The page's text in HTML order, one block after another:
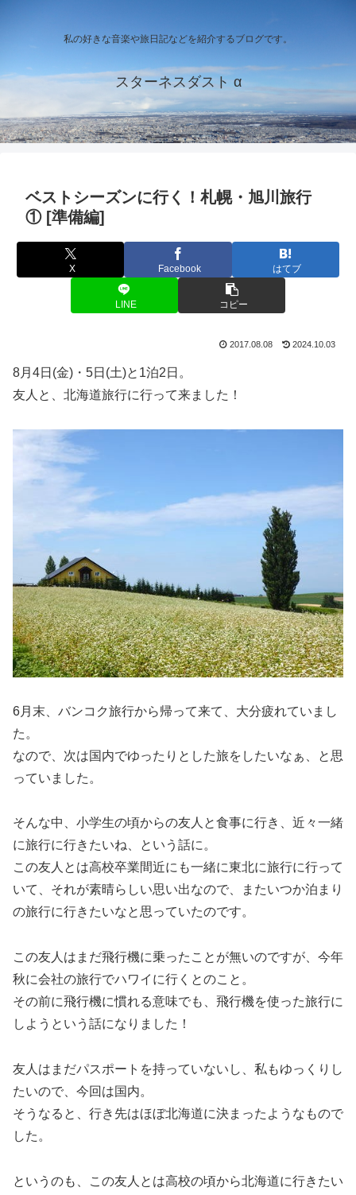
私の好きな音楽や旅日記などを紹介するブログです。
スターネスダスト α
ベストシーズンに行く！札幌・旭川旅行
① [準備編]
X Facebook はてブ
LINE コピー
2017.08.08 2024.10.03
8月4日(金)・5日(土)と1泊2日。
友人と、北海道旅行に行って来ました！
6月末、バンコク旅行から帰って来て、大分疲れていまし
た。
なので、次は国内でゆったりとした旅をしたいなぁ、と思
っていました。
そんな中、小学生の頃からの友人と食事に行き、近々一緒
に旅行に行きたいね、という話に。
この友人とは高校卒業間近にも一緒に東北に旅行に行って
いて、それが素晴らしい思い出なので、またいつか泊まり
の旅行に行きたいなと思っていたのです。
この友人はまだ飛行機に乗ったことが無いのですが、今年
秋に会社の旅行でハワイに行くとのこと。
その前に飛行機に慣れる意味でも、飛行機を使った旅行に
しようという話になりました！
友人はまだパスポートを持っていないし、私もゆっくりし
たいので、今回は国内。
そうなると、行き先はほぼ北海道に決まったようなもので
した。
というのも、この友人とは高校の頃から北海道に行きたい